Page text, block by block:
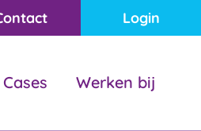
Login
Cases Werken bij